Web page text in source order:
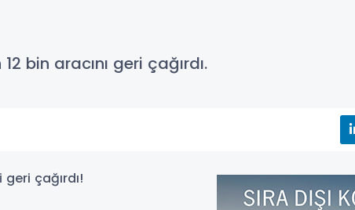
bin aracını geri çağırdı.